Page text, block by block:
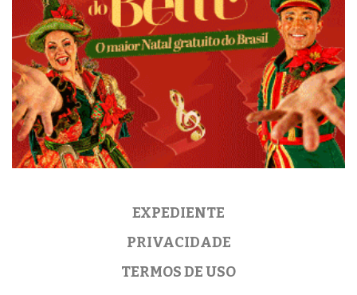
EXPEDIENTE
PRIVACIDADE
TERMOS DE USO